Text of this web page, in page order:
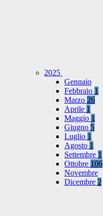
2025
Gennaio
Febbraio 1
Marzo 26
Aprile 1
Maggio 1
Giugno 5
Luglio 1
Agosto 1
Settembre 1
Ottobre 106
Novembre
Dicembre 2